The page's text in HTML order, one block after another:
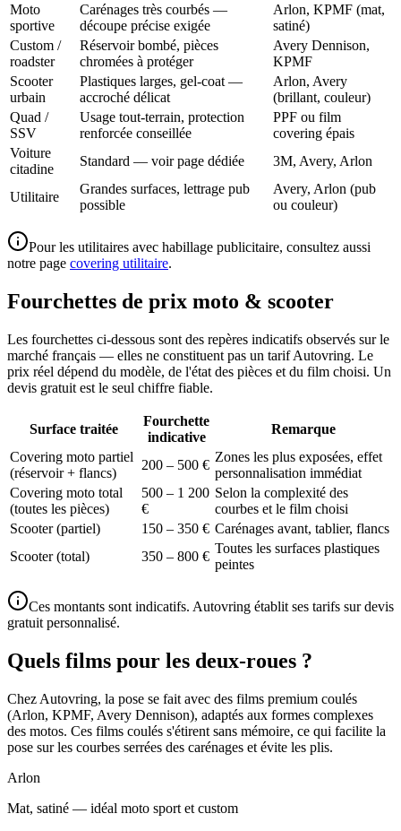
Moto
sportive
Carénages très courbés —
découpe précise exigée
Arlon, KPMF (mat,
satiné)
Custom /
roadster
Réservoir bombé, pièces
chromées à protéger
Avery Dennison,
KPMF
Scooter
urbain
Plastiques larges, gel-coat —
accroché délicat
Arlon, Avery
(brillant, couleur)
Quad /
SSV
Usage tout-terrain, protection
renforcée conseillée
PPF ou film
covering épais
Voiture
citadine
Standard — voir page dédiée 3M, Avery, Arlon
Utilitaire
Grandes surfaces, lettrage pub
possible
Avery, Arlon (pub
ou couleur)
Pour les utilitaires avec habillage publicitaire, consultez aussi
notre page covering utilitaire.
Fourchettes de prix moto & scooter
Les fourchettes ci-dessous sont des repères indicatifs observés sur le
marché français — elles ne constituent pas un tarif Autovring. Le
prix réel dépend du modèle, de l'état des pièces et du film choisi. Un
devis gratuit est le seul chiffre fiable.
Surface traitée
Fourchette
indicative
Remarque
Covering moto partiel
(réservoir + flancs)
200 – 500 €
Zones les plus exposées, effet
personnalisation immédiat
Covering moto total
(toutes les pièces)
500 – 1 200
€
Selon la complexité des
courbes et le film choisi
Scooter (partiel)
150 – 350 € Carénages avant, tablier, flancs
Scooter (total)
350 – 800 €
Toutes les surfaces plastiques
peintes
Ces montants sont indicatifs. Autovring établit ses tarifs sur devis
gratuit personnalisé.
Quels films pour les deux-roues ?
Chez Autovring, la pose se fait avec des films premium coulés
(Arlon, KPMF, Avery Dennison), adaptés aux formes complexes
des motos. Ces films coulés s'étirent sans mémoire, ce qui facilite la
pose sur les courbes serrées des carénages et évite les plis.
Arlon
Mat, satiné — idéal moto sport et custom